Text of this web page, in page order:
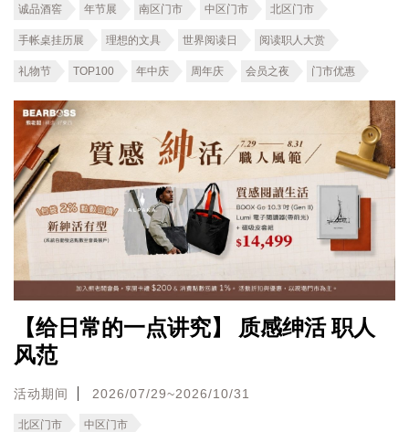
诚品酒窖 年节展 南区门市 中区门市 北区门市
手帐桌挂历展 理想的文具 世界阅读日 阅读职人大赏
礼物节 TOP100 年中庆 周年庆 会员之夜 门市优惠
【给日常的一点讲究】 质感绅活 职人
风范
活动期间 2026/07/29~2026/10/31
北区门市 中区门市